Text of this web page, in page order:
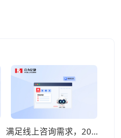
满足线上咨询需求，2026年好用易部署的在线机器人客服详细推荐